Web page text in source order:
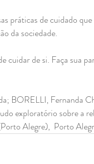
práticas de cuidado
da sociedade.
cuidar de si. Faça sua
BORELLI, Fernanda
exploratório sobre a
Alegre),  Porto